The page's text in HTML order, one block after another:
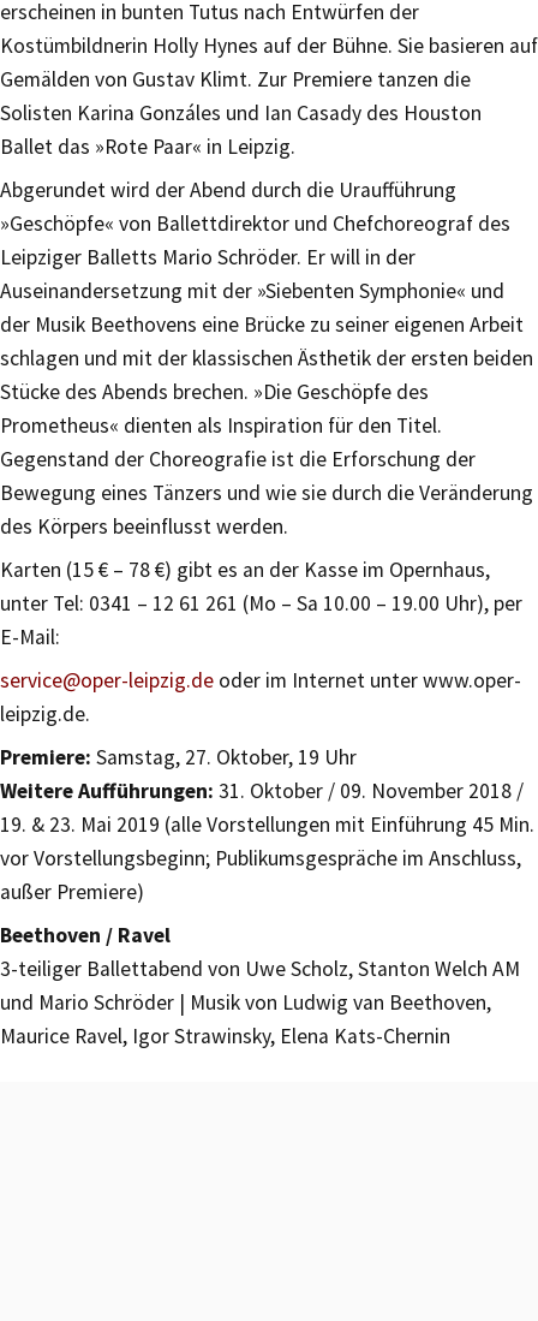
erscheinen in bunten Tutus nach Entwürfen der
Kostümbildnerin Holly Hynes auf der Bühne. Sie basieren auf
Gemälden von Gustav Klimt. Zur Premiere tanzen die
Solisten Karina Gonzáles und Ian Casady des Houston
Ballet das »Rote Paar« in Leipzig.
Abgerundet wird der Abend durch die Uraufführung
»Geschöpfe« von Ballettdirektor und Chefchoreograf des
Leipziger Balletts Mario Schröder. Er will in der
Auseinandersetzung mit der »Siebenten Symphonie« und
der Musik Beethovens eine Brücke zu seiner eigenen Arbeit
schlagen und mit der klassischen Ästhetik der ersten beiden
Stücke des Abends brechen. »Die Geschöpfe des
Prometheus« dienten als Inspiration für den Titel.
Gegenstand der Choreografie ist die Erforschung der
Bewegung eines Tänzers und wie sie durch die Veränderung
des Körpers beeinflusst werden.
Karten (15 € – 78 €) gibt es an der Kasse im Opernhaus,
unter Tel: 0341 – 12 61 261 (Mo – Sa 10.00 – 19.00 Uhr), per
E-Mail:
service@oper-leipzig.de oder im Internet unter www.oper-
leipzig.de.
Premiere: Samstag, 27. Oktober, 19 Uhr
Weitere Aufführungen: 31. Oktober / 09. November 2018 /
19. & 23. Mai 2019 (alle Vorstellungen mit Einführung 45 Min.
vor Vorstellungsbeginn; Publikumsgespräche im Anschluss,
außer Premiere)
Beethoven / Ravel
3-teiliger Ballettabend von Uwe Scholz, Stanton Welch AM
und Mario Schröder | Musik von Ludwig van Beethoven,
Maurice Ravel, Igor Strawinsky, Elena Kats-Chernin